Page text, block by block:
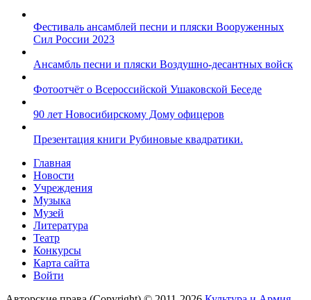
Фестиваль ансамблей песни и пляски Вооруженных
Сил России 2023
Ансамбль песни и пляски Воздушно-десантных войск
Фотоотчёт о Всероссийской Ушаковской Беседе
90 лет Новосибирскому Дому офицеров
Презентация книги Рубиновые квадратики.
Главная
Новости
Учреждения
Музыка
Музей
Литература
Театр
Конкурсы
Карта сайта
Войти